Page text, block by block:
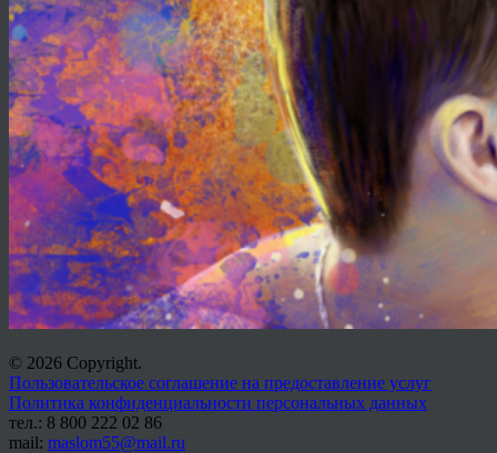
© 2026 Copyright.
Пользовательское соглашение на предоставление услуг
Политика конфиденциальности персональных данных
тел.: 8 800 222 02 86
mail: maslom55@mail.ru